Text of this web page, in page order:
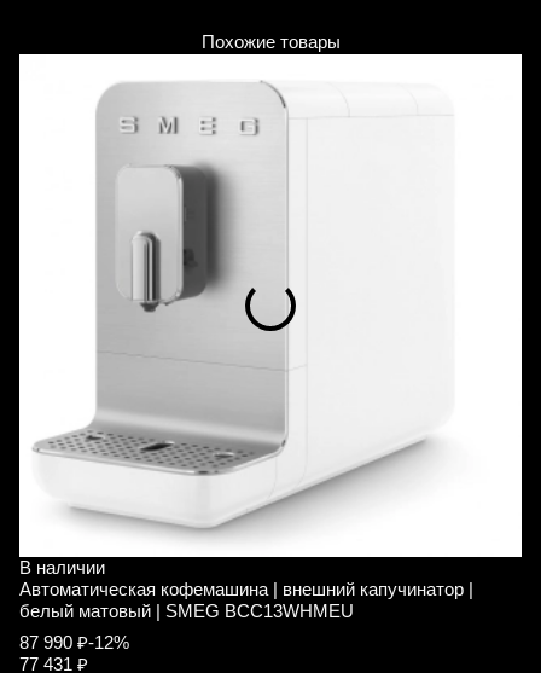
Похожие товары
В наличии
Автоматическая кофемашина | внешний капучинатор |
белый матовый | SMEG BCC13WHMEU
87 990 ₽-12%
77 431 ₽